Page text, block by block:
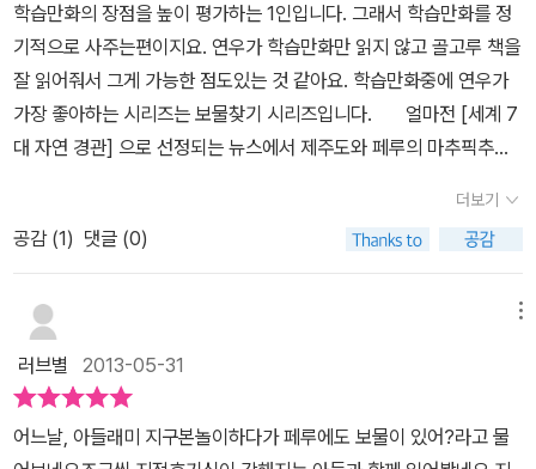
달하는 줄 알았는데, 오히려 일반 정보책보다 깊이 있는 내용들을 다
루기도 하는 것이다. 더구나 만화로 그려진 모습이나 풍경들은 실사
와는 달리 생략과 집중으로 강조할 부분이 확연이 드러나면서 훨씬
더 느낌이 잘 전달되고, 기억에도 잘 남았다. 만화에 대한 편견으로
무조건 거부했었는데, 이 시리즈의 책을 본 후에 만화에 대한 호감이
상당히 높아진 것이 사실이다. 무엇보다도 이 시리즈가 좋은 것은 이
책을 읽은 후에 (직접 가보면 더 없이 좋겠지만) 가족들이 즐겨보는
기 때문에 방송을 보면 더 눈에 잘 들어오고, 이해도 잘 된다. 그래서
이 시리즈의 책을 읽을 때면 먼저 가족이 돌아가면서 읽고, TV 방송
을 찾아서 보는 것이 코스가 되어 버렸다. 재미있는 것은 이렇게 책을
먼저 읽고, 보는 방송과 그렇지 않고 보는 방송과는 느낌이 전혀 다르
다는 것이다. 스키마의 중요성이 여기서도 확연하게 드러나는데, 책
학습만화의 장점을 높이 평가하는 1인입니다. 그래서 학습만화를 정
기적으로 사주는편이지요. 연우가 학습만화만 읽지 않고 골고루 책을
잘 읽어줘서 그게 가능한 점도있는 것 같아요. 학습만화중에 연우가
가장 좋아하는 시리즈는 보물찾기 시리즈입니다. 얼마전 [세계 7
대 자연 경관] 으로 선정되는 뉴스에서 제주도와 페루의 마추픽추에
~ 페루는 남아메리카에서 세번째로 큰 나라로 잉카의 제국, 태양의
나라로 고대 남미의거대한 문명이 잠든곳이예요. 페루는 안데스 산맥
의 해발고도가 4000m의 고지대입니다. 페루하면 쿠스코와 마추픽
추에 대해 얘기거리가 참 많아요~ 학습만화만 잘 읽어도 역사상식에
대해 많은 내용을 알 수 있지만, 중간 중간정리해 놓은 세계역사상식
을 읽어야 더 풍부한 지식이 쌓인답니다.^^ 페루의 지금 수도는 리마
라는 곳이지만 잉카제국때는 쿠스코가 수도였어요.도시전체를 퓨마
모양으로 설계했고 잉카의 유적을 무너뜨리고 에스파냐 사람들이세
더보기
공감 (1) 댓글 (0)
러브별 2013-05-31
어느날, 아들래미 지구본놀이하다가 페루에도 보물이 있어?라고 물